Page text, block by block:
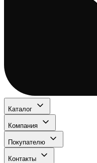
Каталог
Компания
Покупателю
Контакты